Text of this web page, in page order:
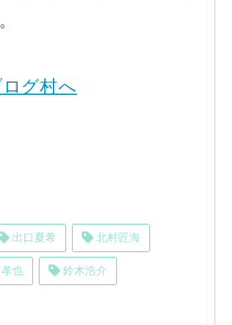
出口夏希 北村匠海
也 鈴木浩介